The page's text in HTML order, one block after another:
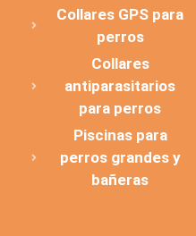
Collares GPS para
perros
Collares
antiparasitarios
para perros
Piscinas para
perros grandes y
bañeras